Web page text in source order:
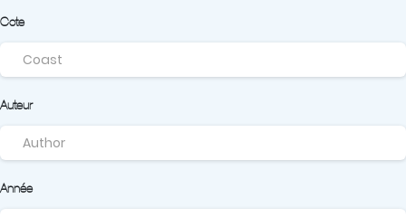
Cote
Auteur
Année